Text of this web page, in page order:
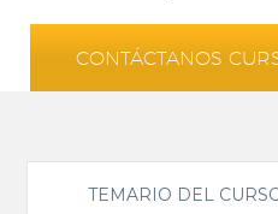
CONTÁCTANOS
TEMARIO DEL